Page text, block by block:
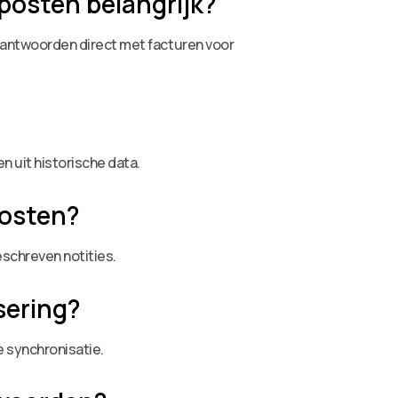
direct met facturen voor
uit historische data.
notities.
synchronisatie.